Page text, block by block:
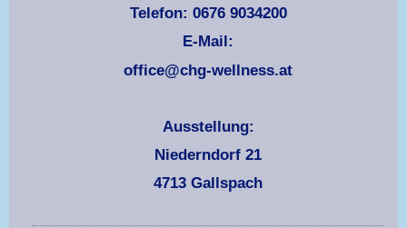
Telefon: 0676 9034200
E-Mail:
office@chg-wellness.at
Ausstellung:
Niederndorf 21
4713 Gallspach